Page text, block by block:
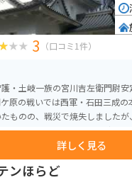
3 （口コミ1件）
・土岐一族の宮川吉左衛門尉
原の戦いでは西軍・石田三成
ものの、戦災で焼失しました
の天守は1959年に外観復元され、関
ての資料館となっています。大垣
以上で、10の櫓を持つ要塞とし
詳しく見る
ンほらど